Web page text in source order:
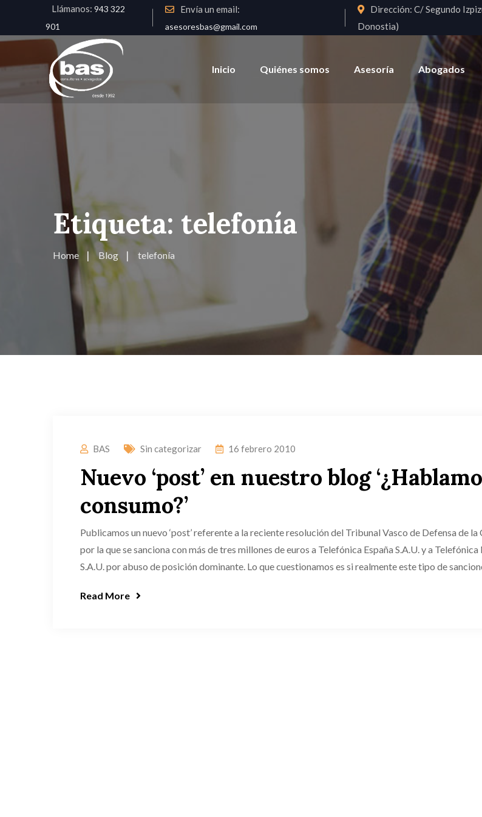
Llámanos: 943 322
901
Envía un email:
asesoresbas@gmail.com
Dirección:C/ Segundo
Donostia)
Inicio Quiénes somos Asesoría Abogados
Etiqueta: telefonía
Home Blog telefonía
BAS Sin categorizar 16 febrero 2010
Nuevo ‘post’ en nuestro blog
consumo?’
Publicamos un nuevo ‘post’ referente a la reciente resolución del Tribunal Vasco de Defensa de
por la que se sanciona con más de tres millones de euros a Telefónica España S.A.U. y a
S.A.U. por abuso de posición dominante. Lo que cuestionamos es si realmente este tipo de
Read More